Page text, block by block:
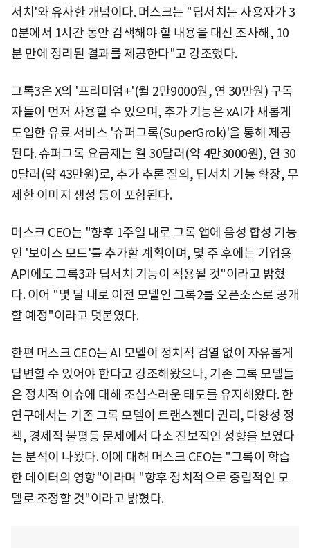
서치'와 유사한 개념이다. 머스크는 "딥서치는 사용자가 3
0분에서 1시간 동안 검색해야 할 내용을 대신 조사해, 10
분 만에 정리된 결과를 제공한다"고 강조했다.
그록3은 X의 '프리미엄+'(월 2만9000원, 연 30만원) 구독
자들이 먼저 사용할 수 있으며, 추가 기능은 xAI가 새롭게
도입한 유료 서비스 '슈퍼그록(SuperGrok)'을 통해 제공
된다. 슈퍼그록 요금제는 월 30달러(약 4만3000원), 연 30
0달러(약 43만원)로, 추가 추론 질의, 딥서치 기능 확장, 무
제한 이미지 생성 등이 포함된다.
머스크 CEO는 "향후 1주일 내로 그록 앱에 음성 합성 기능
인 '보이스 모드'를 추가할 계획이며, 몇 주 후에는 기업용
API에도 그록3과 딥서치 기능이 적용될 것"이라고 밝혔
다. 이어 "몇 달 내로 이전 모델인 그록2를 오픈소스로 공개
할 예정"이라고 덧붙였다.
한편 머스크 CEO는 AI 모델이 정치적 검열 없이 자유롭게
답변할 수 있어야 한다고 강조해왔으나, 기존 그록 모델들
은 정치적 이슈에 대해 조심스러운 태도를 유지해왔다. 한
연구에서는 기존 그록 모델이 트랜스젠더 권리, 다양성 정
책, 경제적 불평등 문제에서 다소 진보적인 성향을 보였다
는 분석이 나왔다. 이에 대해 머스크 CEO는 "그록이 학습
한 데이터의 영향"이라며 "향후 정치적으로 중립적인 모
델로 조정할 것"이라고 밝혔다.